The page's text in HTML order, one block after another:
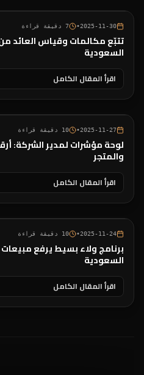
2025-11-30
•
7 دقيقة قراءة
تتبّع مكالمات وقياس العائد من
السعودية
اقرأ المقال الكامل
2025-11-27
•
10 دقيقة قراءة
لوحة مؤشرات لمدير الشركة:
والمتجر
اقرأ المقال الكامل
2025-11-24
•
10 دقيقة قراءة
برنامج ولاء بسيط يرفع
السعودية
اقرأ المقال الكامل